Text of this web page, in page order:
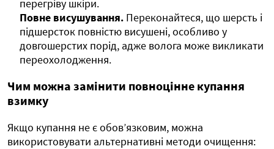
перегріву шкіри.
Повне висушування. Переконайтеся, що шерсть і
підшерсток повністю висушені, особливо у
довгошерстих порід, адже волога може викликати
переохолодження.
Чим можна замінити повноцінне купання
взимку
Якщо купання не є обов’язковим, можна
використовувати альтернативні методи очищення: